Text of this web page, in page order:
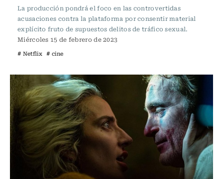
La producción pondrá el foco en las controvertidas
acusaciones contra la plataforma por consentir material
explícito fruto de supuestos delitos de tráfico sexual.
Miércoles 15 de febrero de 2023
# Netflix # cine